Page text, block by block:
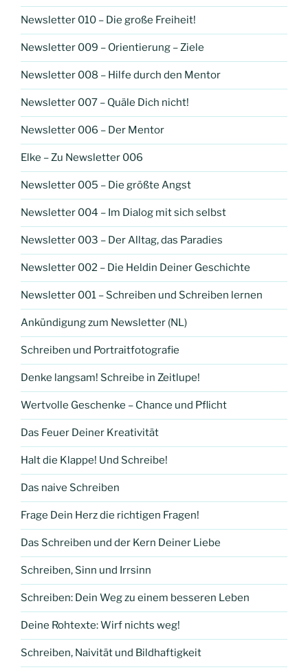
Newsletter 010 – Die große Freiheit!
Newsletter 009 – Orientierung – Ziele
Newsletter 008 – Hilfe durch den Mentor
Newsletter 007 – Quäle Dich nicht!
Newsletter 006 – Der Mentor
Elke – Zu Newsletter 006
Newsletter 005 – Die größte Angst
Newsletter 004 – Im Dialog mit sich selbst
Newsletter 003 – Der Alltag, das Paradies
Newsletter 002 – Die Heldin Deiner Geschichte
Newsletter 001 – Schreiben und Schreiben lernen
Ankündigung zum Newsletter (NL)
Schreiben und Portraitfotografie
Denke langsam! Schreibe in Zeitlupe!
Wertvolle Geschenke – Chance und Pflicht
Das Feuer Deiner Kreativität
Halt die Klappe! Und Schreibe!
Das naive Schreiben
Frage Dein Herz die richtigen Fragen!
Das Schreiben und der Kern Deiner Liebe
Schreiben, Sinn und Irrsinn
Schreiben: Dein Weg zu einem besseren Leben
Deine Rohtexte: Wirf nichts weg!
Schreiben, Naivität und Bildhaftigkeit